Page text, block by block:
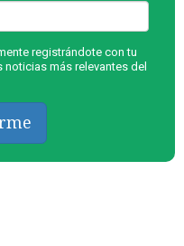
registrándote con tu
más relevantes del